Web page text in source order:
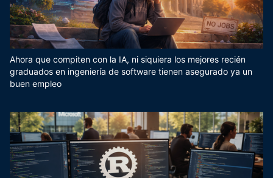
Ahora que compiten con la IA, ni siquiera los mejores recién
graduados en ingeniería de software tienen asegurado ya un
buen empleo